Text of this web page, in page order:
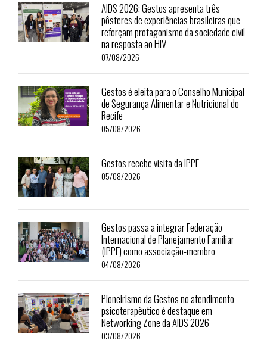
AIDS 2026: Gestos apresenta três
pôsteres de experiências brasileiras que
reforçam protagonismo da sociedade civil
na resposta ao HIV
07/08/2026
Gestos é eleita para o Conselho Municipal
de Segurança Alimentar e Nutricional do
Recife
05/08/2026
Gestos recebe visita da IPPF
05/08/2026
Gestos passa a integrar Federação
Internacional de Planejamento Familiar
(IPPF) como associação-membro
04/08/2026
Pioneirismo da Gestos no atendimento
psicoterapêutico é destaque em
Networking Zone da AIDS 2026
03/08/2026